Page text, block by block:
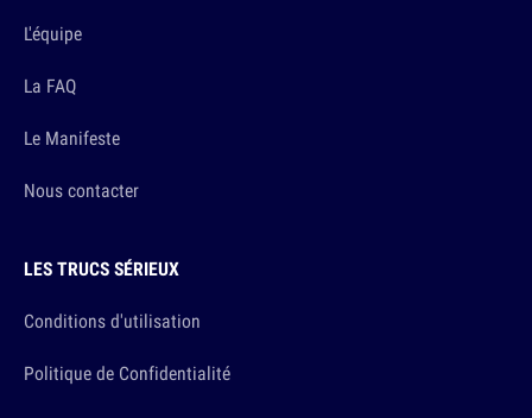
L'équipe
La FAQ
Le Manifeste
Nous contacter
LES TRUCS SÉRIEUX
Conditions d'utilisation
Politique de Confidentialité